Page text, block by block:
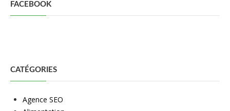
FACEBOOK
CATÉGORIES
Agence SEO